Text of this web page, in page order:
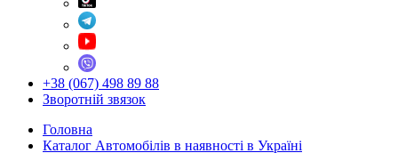
+38 (067) 498 89 88
Зворотній звязок
Головна
Каталог Автомобілів в наявності в Україні